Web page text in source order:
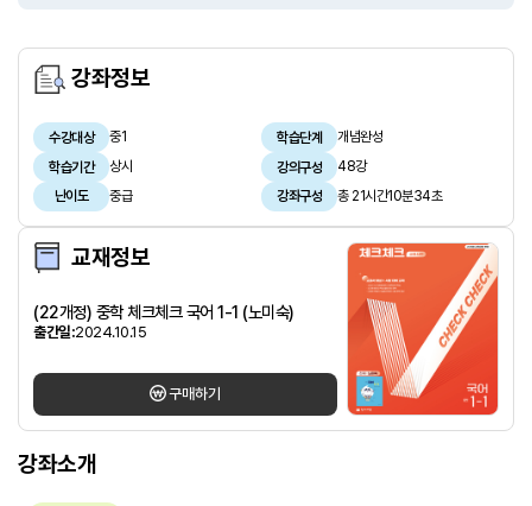
강좌정보
수강대상 중1 학습단계
개념완성
학습기간
상시 강의구성
48강
난이도
중급 강좌구성 총 21시간10분34초
교재정보
(22개정) 중학 체크체크 국어 1-1 (노미숙)
출간일:2024.10.15
구매하기
강좌소개